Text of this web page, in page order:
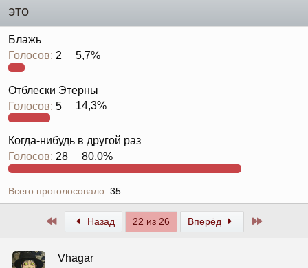
р
т
е
м
ы
а
а
это
Блажь
Голосов: 2 5,7%
Отблески Этерны
Голосов: 5 14,3%
Когда-нибудь в другой раз
Голосов: 28 80,0%
Всего проголосовало 35
ПервыйНазад 22 из 26 Вперёд
Vhagar